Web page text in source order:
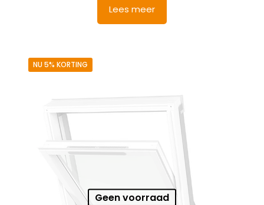
Lees meer
NU 5% KORTING
Geen voorraad